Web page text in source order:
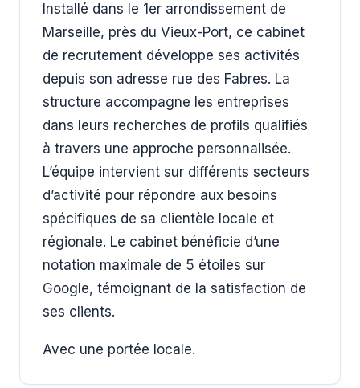
Installé dans le 1er arrondissement de
Marseille, près du Vieux-Port, ce cabinet
de recrutement développe ses activités
depuis son adresse rue des Fabres. La
structure accompagne les entreprises
dans leurs recherches de profils qualifiés
à travers une approche personnalisée.
L’équipe intervient sur différents secteurs
d’activité pour répondre aux besoins
spécifiques de sa clientèle locale et
régionale. Le cabinet bénéficie d’une
notation maximale de 5 étoiles sur
Google, témoignant de la satisfaction de
ses clients.
Avec une portée locale.